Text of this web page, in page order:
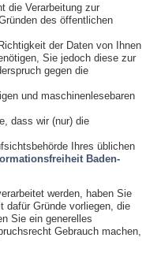
die Verarbeitung zur
des öffentlichen
der Daten von Ihnen
Sie jedoch diese zur
gegen die
und maschinenlesebaren
dass wir (nur) die
Ihres üblichen
Baden-
werden, haben Sie
dafür Gründe vorliegen, die
Sie ein generelles
Gebrauch machen,